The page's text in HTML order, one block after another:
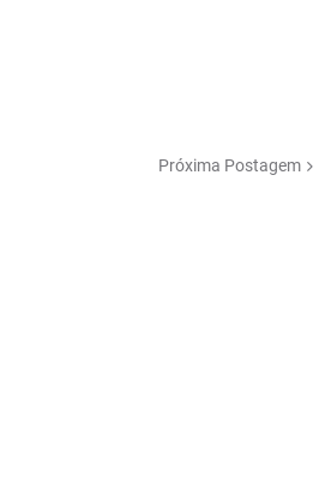
Próxima Postagem